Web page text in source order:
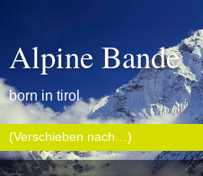
Alpine Bande
born in tirol